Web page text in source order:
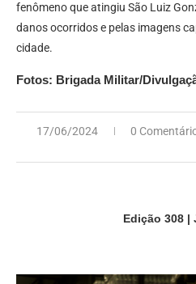
fenômeno que atingiu São Luiz
danos ocorridos e pelas imagens
cidade.
Fotos: Brigada Militar/
17/06/2024 0
Edição 308 |